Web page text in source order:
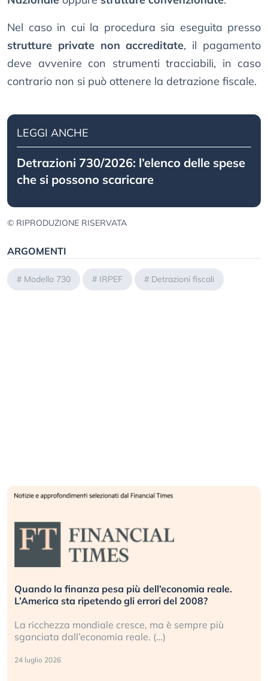
Nel caso in cui la procedura sia eseguita presso
strutture private non accreditate, il pagamento
deve avvenire con strumenti tracciabili, in caso
contrario non si può ottenere la detrazione fiscale.
LEGGI ANCHE
Detrazioni 730/2026: l’elenco delle spese
che si possono scaricare
© RIPRODUZIONE RISERVATA
ARGOMENTI
# Modello 730 # IRPEF # Detrazioni fiscali
Quando la finanza pesa più dell’economia reale.
L’America sta ripetendo gli errori del 2008?
La ricchezza mondiale cresce, ma è sempre più
sganciata dall’economia reale. (…)
24 luglio 2026